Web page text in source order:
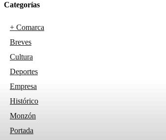
Categorías
+ Comarca
Breves
Cultura
Deportes
Empresa
Histórico
Monzón
Portada